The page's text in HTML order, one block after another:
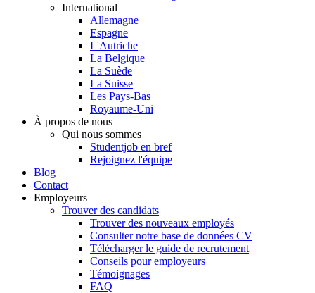
International
Allemagne
Espagne
L'Autriche
La Belgique
La Suède
La Suisse
Les Pays-Bas
Royaume-Uni
À propos de nous
Qui nous sommes
Studentjob en bref
Rejoignez l'équipe
Blog
Contact
Employeurs
Trouver des candidats
Trouver des nouveaux employés
Consulter notre base de données CV
Télécharger le guide de recrutement
Conseils pour employeurs
Témoignages
FAQ